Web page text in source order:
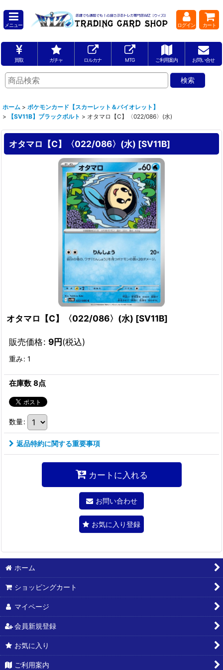
メニュー ログイン カート
買取 ガチャ ロルカナ MTG ご利用案内 お問い合せ
ホーム > ポケモンカード【スカーレット＆バイオレット】
>
【SV11B】ブラックボルト > オタマロ【C】〈022/086〉(水)
オタマロ【C】〈022/086〉(水) [SV11B]
オタマロ【C】〈022/086〉(水) [SV11B]
販売価格: 9円(税込)
重み: 1
在庫数 8点
数量:
返品特約に関する重要事項
カートに入れる
お問い合わせ
お気に入り登録
ホーム
ショッピングカート
マイページ
会員新規登録
お気に入り
ご利用案内